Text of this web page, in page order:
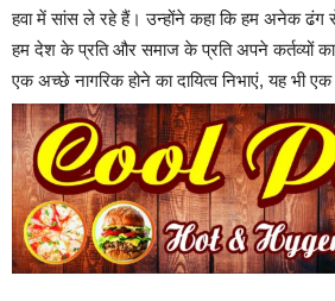
हवा में सांस ले रहे हैं। उन्होंने कहा कि हम अनेक
हम देश के प्रति और समाज के प्रति अपने कर्तव्यों
एक अच्छे नागरिक होने का दायित्व निभाएं, यह भी